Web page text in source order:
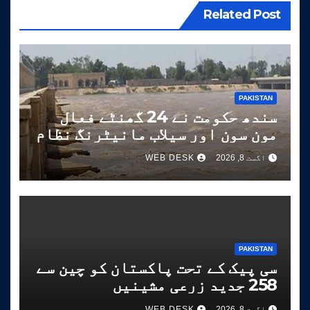
Related Post
PAKISTAN
سندھ حکومت نے 24 گھنٹے فعال
مون سون اور سیلاب مانیٹرنگ نظام
شروع کر دیا
اگست 8, 2026 WEB DESK
PAKISTAN
سی پیک کے تحت پاکستان کو چین سے
258 جدید زرعی مشینیں
موصول،مقصد زراعت کو جدید خطوط